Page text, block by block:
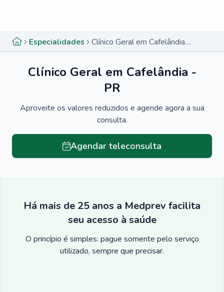
Especialidades Clínico Geral em Cafelândia - PR
Clínico Geral em Cafelândia -
PR
Aproveite os valores reduzidos e agende agora a sua
consulta.
Agendar teleconsulta
Há mais de 25 anos a Medprev facilita
seu acesso à saúde
O princípio é simples: pague somente pelo serviço
utilizado, sempre que precisar.